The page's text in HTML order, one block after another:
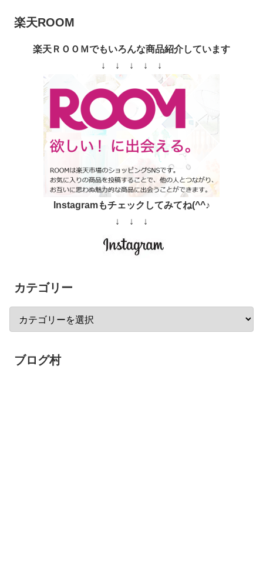
楽天ROOM
楽天ＲＯＯＭでもいろんな商品紹介しています
↓ ↓ ↓ ↓ ↓
Instagramもチェックしてみてね(^^♪
↓ ↓ ↓
カテゴリー
ブログ村